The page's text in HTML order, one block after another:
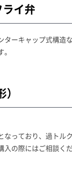
イ弁
ーキャップ式構造
っており、過トル
の際にはご相談く